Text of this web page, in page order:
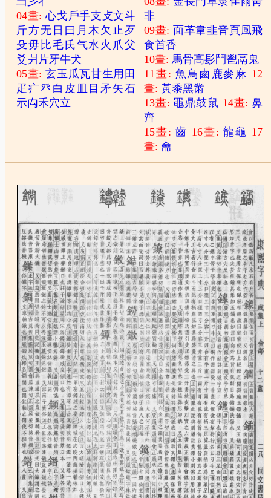
04畫:心戈 戶手支 攴文斗
斤方无 日 曰 月木 欠止 歹
殳毋 比毛 氏气水 火 爪父
爻 爿 片牙牛犬
05畫:玄玉 瓜瓦甘生用 田
疋 疒癶 白 皮 目矛 矢石
示禸禾穴立
非
09畫: 面革韋韭音頁風飛
食首香
10畫:馬骨高髟 鬥鬯鬲 鬼
11畫: 魚鳥 鹵 鹿麥 麻 12
畫:黃黍黑黹
13畫: 黽鼎鼓鼠 14畫:鼻
齊
15畫:齒 16畫:龍龜 17
畫:龠